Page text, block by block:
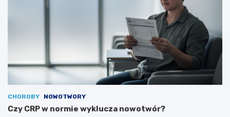
CHOROBY NOWOTWORY
Czy CRP w normie wyklucza nowotwór?